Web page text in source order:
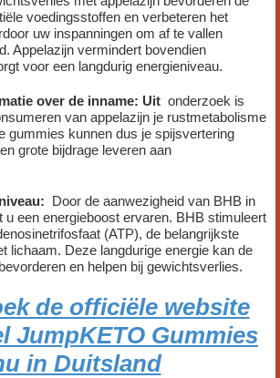
voedingsstoffen en verbeteren het
uw inspanningen om af te vallen
Appelazijn vermindert bovendien
voor een langdurig energieniveau.
over de inname: Uit onderzoek is
van appelazijn je rustmetabolisme
gummies kunnen dus je spijsvertering
grote bijdrage leveren aan
Door de aanwezigheid van BHB in
u een energieboost ervaren. BHB stimuleert
(ATP), de belangrijkste
lichaam. Deze langdurige energie kan de
en helpen bij gewichtsverlies.
de officiële website
JumpKETO Gummies
in Duitsland